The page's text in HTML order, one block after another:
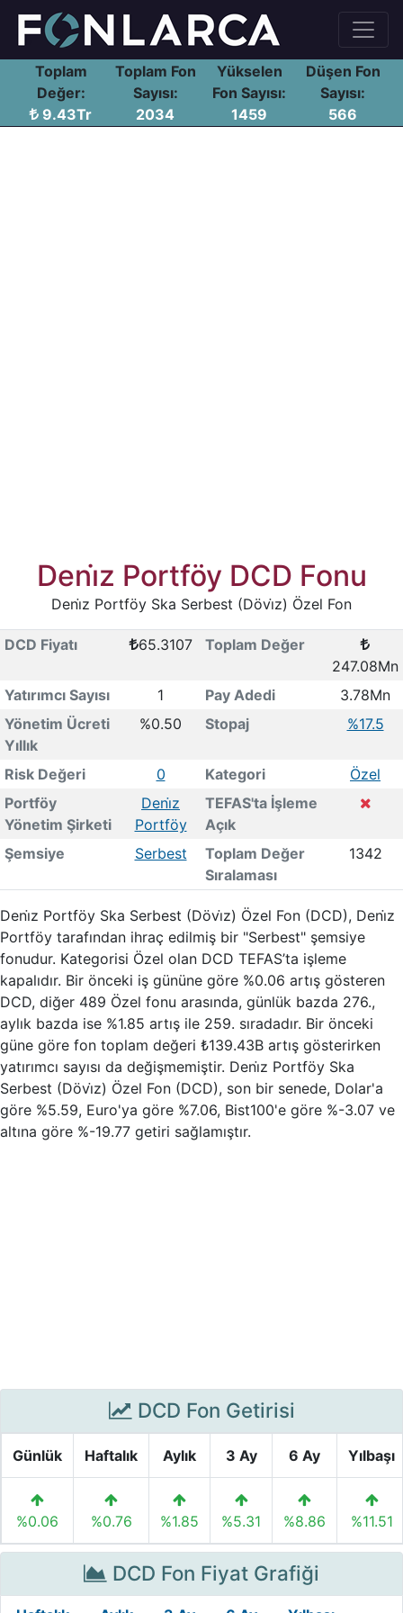
Toplam
Değer:
9.43Tr
Toplam Fon
Sayısı:
2034
Yükselen
Fon Sayısı:
1459
Düşen Fon
Sayısı:
566
Deni̇z Portföy DCD Fonu
Deni̇z Portföy Ska Serbest (Dövi̇z) Özel Fon
DCD Fiyatı 65.3107
Toplam Değer
247.08Mn
Yatırımcı Sayısı
1 Pay Adedi
3.78Mn
Yönetim Ücreti
Yıllık
%0.50 Stopaj %17.5
Risk Değeri 0 Kategori
Özel
Portföy
Yönetim Şirketi
Deni̇z
Portföy
TEFAS'ta İşleme
Açık
Şemsiye
Serbest
Toplam Değer
Sıralaması
1342
Deni̇z Portföy Ska Serbest (Dövi̇z) Özel Fon (DCD), Deni̇z
Portföy tarafından ihraç edilmiş bir "Serbest" şemsiye
fonudur. Kategorisi Özel olan DCD TEFAS’ta işleme
kapalıdır. Bir önceki iş gününe göre %0.06 artış gösteren
DCD, diğer 489 Özel fonu arasında, günlük bazda 276.,
aylık bazda ise %1.85 artış ile 259. sıradadır. Bir önceki
güne göre fon toplam değeri ₺139.43B artış gösterirken
yatırımcı sayısı da değişmemiştir. Deni̇z Portföy Ska
Serbest (Dövi̇z) Özel Fon (DCD), son bir senede, Dolar'a
göre %5.59, Euro'ya göre %7.06, Bist100'e göre %-3.07 ve
altına göre %-19.77 getiri sağlamıştır.
DCD Fon Getirisi
Günlük Haftalık Aylık 3 Ay 6 Ay Yılbaşı
%0.06 %0.76 %1.85 %5.31 %8.86 %11.51
DCD Fon Fiyat Grafiği